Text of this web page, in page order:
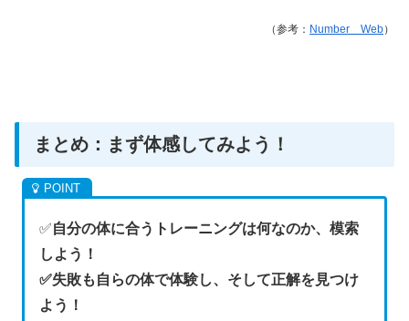
（参考： Number Web）
まとめ：まず体感してみよう！
✅自分の体に合うトレーニングは何なのか、模索
しよう！
✅失敗も自らの体で体験し、そして正解を見つけ
よう！